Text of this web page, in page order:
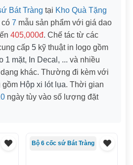
Bát Tràng tại Kho Quà Tặng
có 7 mẫu sản phẩm với giá dao
405,000đ. Chế tác từ các
cấp 5 kỹ thuật in logo gồm
1 mặt, In Decal, ... và nhiều
khác. Thường đi kèm với
gồm Hộp xi lót lụa. Thời gian
ngày tùy vào số lượng đặt
Bộ 6 cốc sứ Bát Tràng